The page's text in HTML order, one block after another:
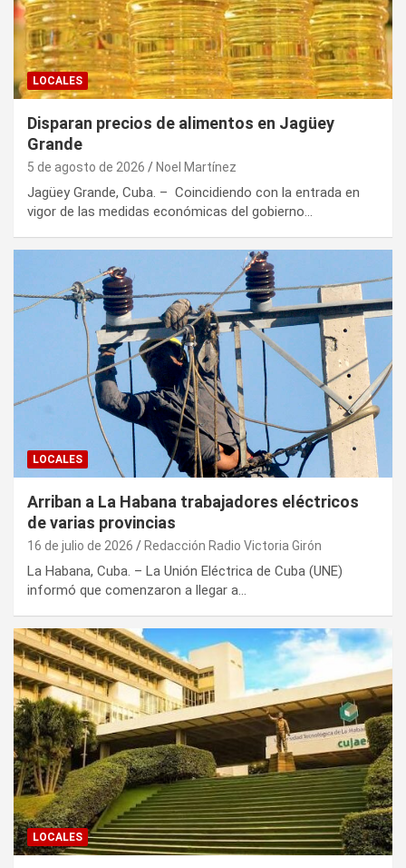
LOCALES
Disparan precios de alimentos en Jagüey
Grande
5 de agosto de 2026 Noel Martínez
Jagüey Grande, Cuba. – Coincidiendo con la entrada en
vigor de las medidas económicas del gobierno…
LOCALES
Arriban a La Habana trabajadores eléctricos
de varias provincias
16 de julio de 2026 Redacción Radio Victoria Girón
La Habana, Cuba. – La Unión Eléctrica de Cuba (UNE)
informó que comenzaron a llegar a…
LOCALES